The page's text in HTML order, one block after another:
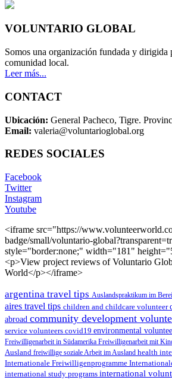
VOLUNTARIO GLOBAL
Somos una organización fundada y dirigida
comunidad local.
Leer más...
CONTACT
Ubicación: General Pacheco, Tigre.
Email: valeria@voluntarioglobal.org
REDES SOCIALES
Facebook
Twitter
Instagram
Youtube
<iframe src="https://
badge/small/voluntario-
style="border:none;" width="181"
<p>View project reviews of Voluntario
World</p></iframe>
argentina travel tips Auslandspraktikum im
aires travel tips children and childcare volunteer
abroad community development
service volunteers covid19 environmental
Freiwilligenarbeit in Südamerika Freiwilligenarbeit mit
Ausland freiwillige soziale Arbeit im Ausland health
Internationale Freiwilligenprogramme
international study programs international